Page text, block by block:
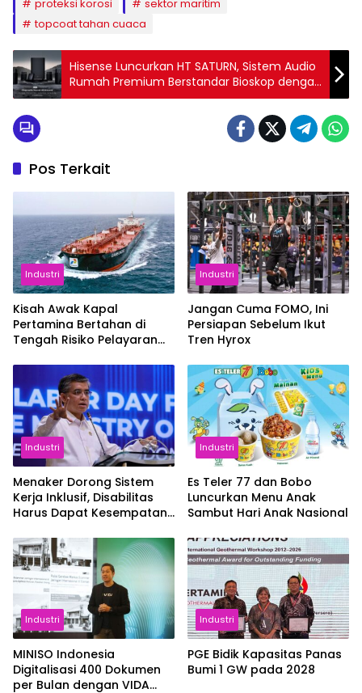
proteksi korosi
sektor maritim
topcoat tahan cuaca
Hisense Luncurkan HT SATURN, Sistem Audio
Rumah Premium Berstandar Bioskop dengan
Sentuhan Devialet
Pos Terkait
Industri
Kisah Awak Kapal
Pertamina Bertahan di
Tengah Risiko Pelayaran
Industri
Jangan Cuma FOMO, Ini
Persiapan Sebelum Ikut
Tren Hyrox
Industri
Menaker Dorong Sistem
Kerja Inklusif, Disabilitas
Harus Dapat Kesempatan
Industri
Es Teler 77 dan Bobo
Luncurkan Menu Anak
Sambut Hari Anak Nasional
Industri
MINISO Indonesia
Digitalisasi 400 Dokumen
per Bulan dengan VIDA
Industri
PGE Bidik Kapasitas Panas
Bumi 1 GW pada 2028